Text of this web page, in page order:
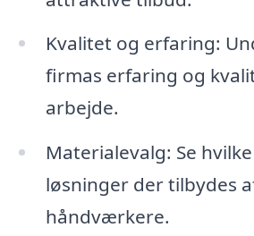
Kvalitet og erfaring:
firmas erfaring og
arbejde.
Materialevalg: Se
løsninger der tilbydes
håndværkere.